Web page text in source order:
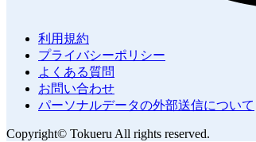
利用規約
プライバシーポリシー
よくある質問
お問い合わせ
パーソナルデータの外部送信について
Copyright© Tokueru All rights reserved.